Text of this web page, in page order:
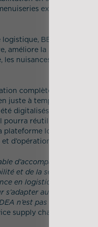
extérieures,
BBNE vise une
améliore la sécurité sur
nuisances pour les
complète : mise en
à temps et la
digitalisés pour
réutiliser dans le
logistique des
d’opérations de découpe.
d’accompagner nos
et de la sécurité que
en logistique
au secteur de la
n’est pas seulement
supply chain, BBNE.